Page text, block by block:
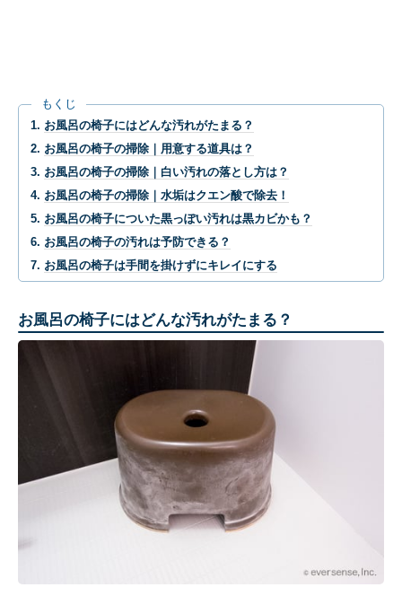
もくじ
お風呂の椅子にはどんな汚れがたまる？
お風呂の椅子の掃除｜用意する道具は？
お風呂の椅子の掃除｜白い汚れの落とし方は？
お風呂の椅子の掃除｜水垢はクエン酸で除去！
お風呂の椅子についた黒っぽい汚れは黒カビかも？
お風呂の椅子の汚れは予防できる？
お風呂の椅子は手間を掛けずにキレイにする
お風呂の椅子にはどんな汚れがたまる？